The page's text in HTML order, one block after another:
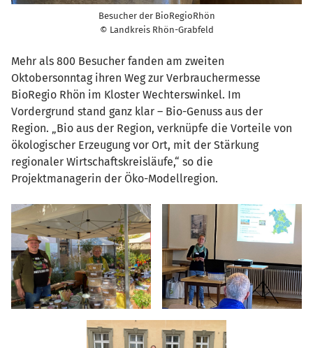
Besucher der BioRegioRhön
© Landkreis Rhön-Grabfeld
Mehr als 800 Besucher fanden am zweiten
Oktobersonntag ihren Weg zur Verbrauchermesse
BioRegio Rhön im Kloster Wechterswinkel. Im
Vordergrund stand ganz klar – Bio-Genuss aus der
Region. „Bio aus der Region, verknüpfe die Vorteile von
ökologischer Erzeugung vor Ort, mit der Stärkung
regionaler Wirtschaftskreisläufe,“ so die
Projektmanagerin der Öko-Modellregion.